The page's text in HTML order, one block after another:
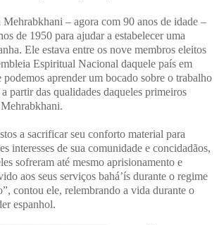
– agora com 90 anos de idade –
de 1950 para ajudar a estabelecer uma
Ele estava entre os nove membros eleitos
Espiritual Nacional daquele país em
aprender um bocado sobre o trabalho
partir das qualidades daqueles primeiros
Mehrabkhani.
a sacrificar seu conforto material para
interesses de sua comunidade e concidadãos,
sofreram até mesmo aprisionamento e
aos seus serviços bahá’ís durante o regime
contou ele, relembrando a vida durante o
espanhol.